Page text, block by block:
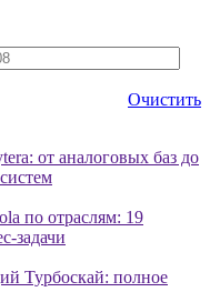
Очистить
от аналоговых баз до
по отраслям: 19
задачи
Турбоскай: полное